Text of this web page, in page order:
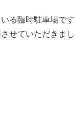
る臨時駐車場です
せていただきまし